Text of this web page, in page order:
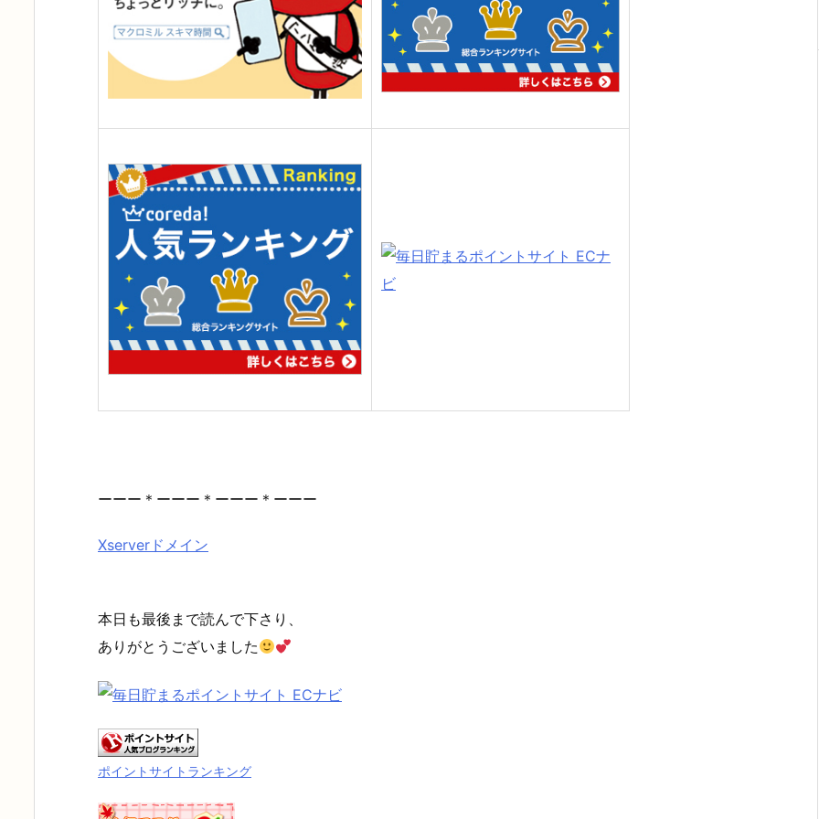
ーーー＊ーーー＊ーーー＊ーーー
Xserverドメイン
本日も最後まで読んで下さり、
ありがとうございました
ポイントサイトランキング